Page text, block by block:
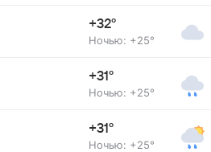
+32°
Ночью: +25°
+31°
Ночью: +25°
+31°
Ночью: +25°